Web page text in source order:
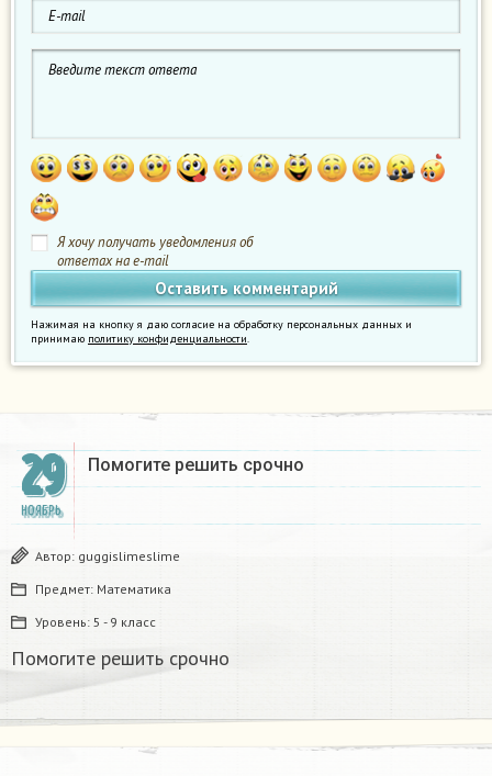
Я хочу получать уведомления об
ответах на e-mail
Нажимая на кнопку я даю согласие на обработку персональных данных и
принимаю политику конфиденциальности.
29
НОЯБРЬ
Помогите решить срочно
Автор: guggislimeslime
Предмет: Математика
Уровень: 5 - 9 класс
Помогите решить срочно